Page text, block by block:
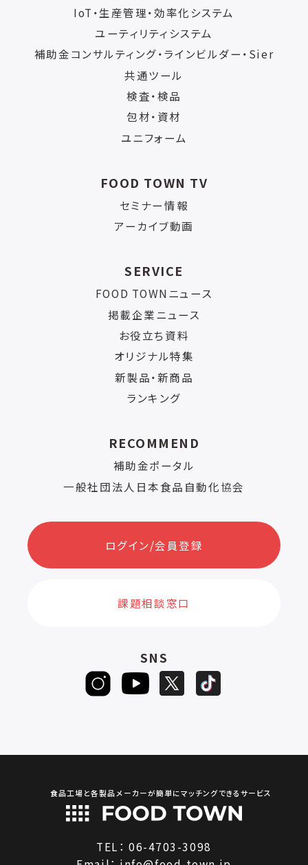
IoT・生産管理・効率化システム
ユーティリティシステム
補助金コンサルティング・ラインビルダー・Sier
共通ツール
検査・検品
包材・資材
ユニフォーム
FOOD TOWN TV
セミナー情報
アーカイブ動画
SERVICE
FOOD TOWNニュース
掲載企業ニュース
お役立ち資料
オリジナル特集
新製品・新商品
ランキング
RECOMMEND
補助金ポータル
一般社団法人日本食品自動化協会
ログイン/会員登録
課題相談窓口
SNS
食品工場と各製品メーカーが簡単にマッチングできるサービス
TEL：06-4703-3098